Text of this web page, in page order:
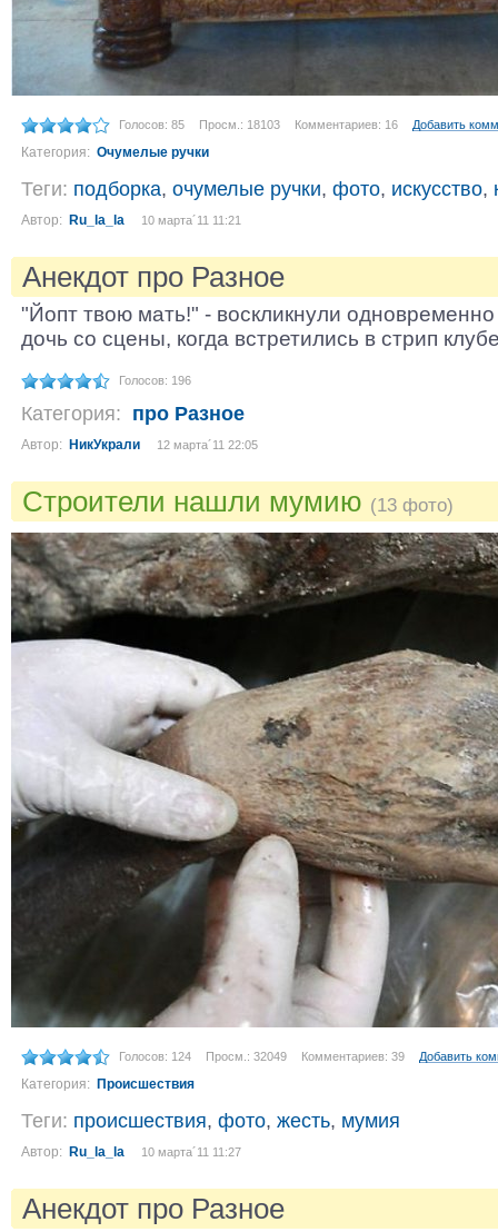
Голосов: 85 Просм.: 18103 Комментариев: 16 Добавить
Категория: Очумелые ручки
Теги: подборка, очумелые ручки, фото, искусство,
Автор: Ru_la_la 10 марта´11 11:21
Анекдот про Разное
"Йопт твою мать!" - воскликнули
дочь со сцены, когда встретились в стрип
Голосов: 196
Категория: про Разное
Автор: НикУкрали 12 марта´11 22:05
Строители нашли мумию (13 фото)
Голосов: 124 Просм.: 32049 Комментариев: 39 Добавить
Категория: Происшествия
Теги: происшествия, фото, жесть, мумия
Автор: Ru_la_la 10 марта´11 11:27
Анекдот про Разное